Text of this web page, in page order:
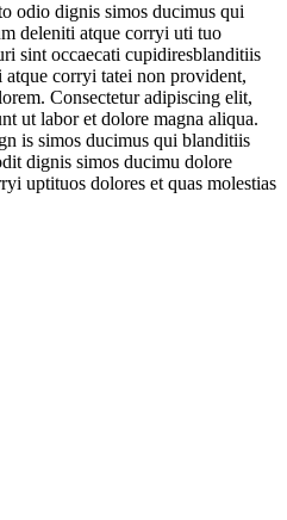
odio dignis simos ducimus qui
deleniti atque corryi uti tuo
sint occaecati cupidiresblanditiis
corryi tatei non provident,
Consectetur adipiscing elit,
ut labor et dolore magna aliqua.
is simos ducimus qui blanditiis
dignis simos ducimu dolore
uptituos dolores et quas molestias